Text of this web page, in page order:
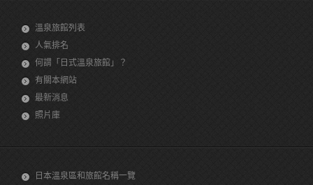
溫泉旅館列表
人氣排名
何謂「日式溫泉旅館」？
有關本網站
最新消息
照片庫
日本溫泉區和旅館名稱一覽